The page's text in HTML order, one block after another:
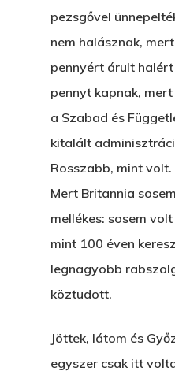
pezsgővel
nem halásznak,
pennyért árult halért
pennyt kapnak,
a Szabad és
kitalált
Rosszabb, mint volt.
Mert Britannia
mellékes: sosem
mint 100 éven
legnagyobb
köztudott.
Jöttek, látom és
egyszer csak itt